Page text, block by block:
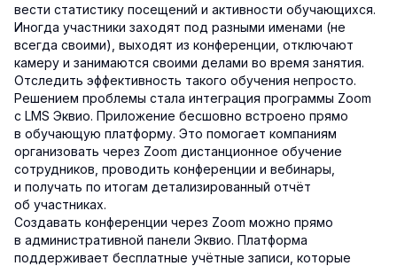
вести статистику посещений и активности обучающихся.
Иногда участники заходят под разными именами (не
всегда своими), выходят из конференции, отключают
камеру и занимаются своими делами во время занятия.
Отследить эффективность такого обучения непросто.
Решением проблемы стала интеграция программы Zoom
с LMS Эквио. Приложение бесшовно встроено прямо
в обучающую платформу. Это помогает компаниям
организовать через Zoom дистанционное обучение
сотрудников, проводить конференции и вебинары,
и получать по итогам детализированный отчёт
об участниках.
Создавать конференции через Zoom можно прямо
в административной панели Эквио. Платформа
поддерживает бесплатные учётные записи, которые